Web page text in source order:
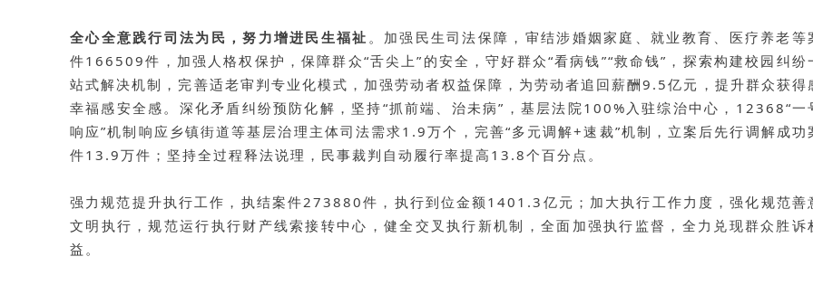
全心全意践行司法为民，努力增进民生福祉 。 加强民生司法保障 ，审结涉婚姻家庭、就业教育、医疗养老等
件166509件，加强人格权保护，保障群众“舌尖上”的安全，守好群众“看病钱”“救命钱”，探索构建校园纠纷
站式解决机制，完善适老审判专业化模式，加强劳动者权益保障，为劳动者追回薪酬9.5亿元，提升群众获得
幸福感安全感。 深化矛盾纠纷预防化解 ，坚持“抓前端、治未病”，基层法院100%入驻综治中心，12368“一
响应”机制响应乡镇街道等基层治理主体司法需求1.9万个，完善“多元调解+速裁”机制，立案后先行调解成功
件13.9万件；坚持全过程释法说理，民事裁判自动履行率提高13.8个百分点。
强力规范提升执行工作 ，执结案件273880件，执行到位金额1401.3亿元；加大执行工作力度，强化规范善
文明执行，规范运行执行财产线索接转中心，健全交叉执行新机制，全面加强执行监督，全力兑现群众胜诉
益。